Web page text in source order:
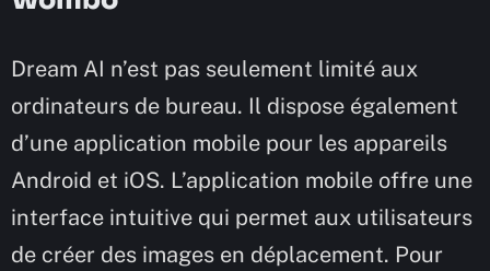
Dream AI n’est pas seulement limité aux
ordinateurs de bureau. Il dispose également
d’une application mobile pour les appareils
Android et iOS. L’application mobile offre une
interface intuitive qui permet aux utilisateurs
de créer des images en déplacement. Pour